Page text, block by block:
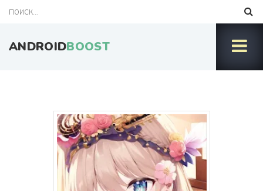
ANDROIDBOOST